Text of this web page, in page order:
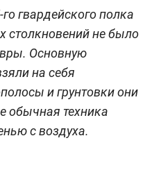
гвардейского полка
столкновений не было
Основную
на себя
и грунтовки они
обычная техника
с воздуха.